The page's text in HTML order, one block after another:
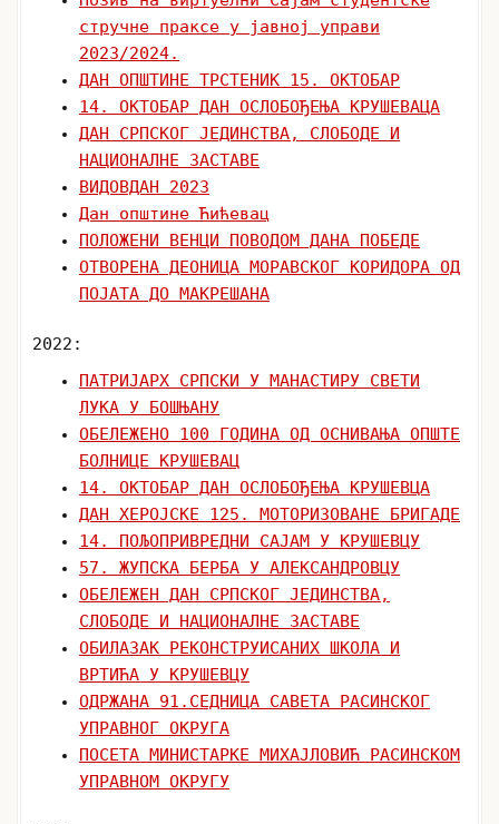
стручне праксе у јавној управи
2023/2024.
ДАН ОПШТИНЕ ТРСТЕНИК 15. ОКТОБАР
14. ОКТОБАР ДАН ОСЛОБОЂЕЊА КРУШЕВАЦА
ДАН СРПСКОГ ЈЕДИНСТВА, СЛОБОДЕ И
НАЦИОНАЛНЕ ЗАСТАВЕ
ВИДОВДАН 2023
Дан општине Ћићевац
ПОЛОЖЕНИ ВЕНЦИ ПОВОДОМ ДАНА ПОБЕДЕ
ОТВОРЕНА ДЕОНИЦА МОРАВСКОГ КОРИДОРА ОД
ПОЈАТА ДО МАКРЕШАНА
2022:
ПАТРИЈАРХ СРПСКИ У МАНАСТИРУ СВЕТИ
ЛУКА У БОШЊАНУ
ОБЕЛЕЖЕНО 100 ГОДИНА ОД ОСНИВАЊА ОПШТЕ
БОЛНИЦЕ КРУШЕВАЦ
14. OКТОБАР ДАН ОСЛОБОЂЕЊА КРУШЕВЦА
ДАН ХЕРОЈСКЕ 125. МОТОРИЗОВАНЕ БРИГАДЕ
14. ПОЉОПРИВРЕДНИ САЈАМ У КРУШЕВЦУ
57. ЖУПСКА БЕРБА У АЛЕКСАНДРОВЦУ
ОБЕЛЕЖЕН ДАН СРПСКОГ ЈЕДИНСТВА,
СЛОБОДЕ И НАЦИОНАЛНЕ ЗАСТАВЕ
ОБИЛАЗАК РЕКОНСТРУИСАНИХ ШКОЛА И
ВРТИЋА У КРУШЕВЦУ
ОДРЖАНА 91.СЕДНИЦА САВЕТА РАСИНСКОГ
УПРАВНОГ ОКРУГА
ПОСЕТА МИНИСТАРКЕ МИХАЈЛОВИЋ РАСИНСКОМ
УПРАВНОМ ОКРУГУ